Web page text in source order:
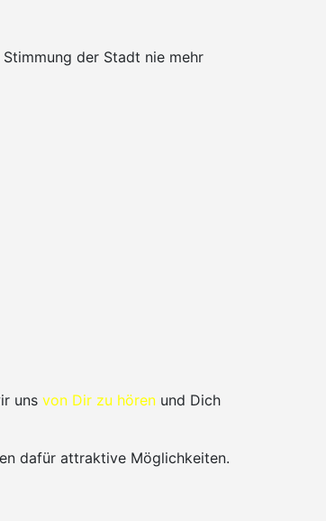
der Stadt nie mehr
uns von Dir zu hören und Dich
dafür attraktive Möglichkeiten.